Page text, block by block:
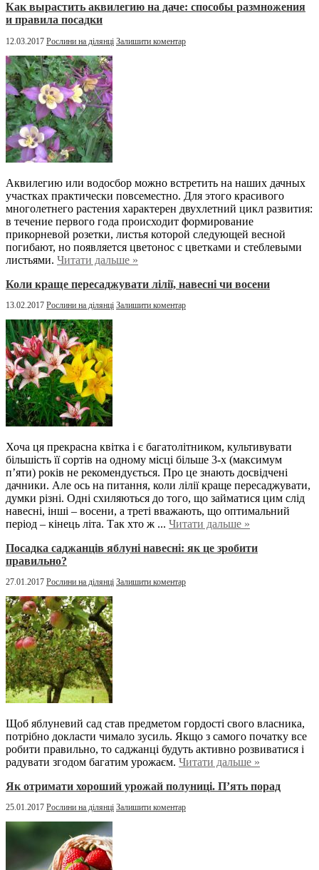
Как вырастить аквилегию на даче: способы размножения
и правила посадки
12.03.2017 Рослини на ділянці Залишити коментар
Аквилегию или водосбор можно встретить на наших дачных
участках практически повсеместно. Для этого красивого
многолетнего растения характерен двухлетний цикл развития:
в течение первого года происходит формирование
прикорневой розетки, листья которой следующей весной
погибают, но появляется цветонос с цветками и стеблевыми
листьями. Читати дальше »
Коли краще пересаджувати лілії, навесні чи восени
13.02.2017 Рослини на ділянці Залишити коментар
Хоча ця прекрасна квітка і є багатолітником, культивувати
більшість її сортів на одному місці більше 3-х (максимум
п’яти) років не рекомендується. Про це знають досвідчені
дачники. Але ось на питання, коли лілії краще пересаджувати,
думки різні. Одні схиляються до того, що займатися цим слід
навесні, інші – восени, а треті вважають, що оптимальний
період – кінець літа. Так хто ж ... Читати дальше »
Посадка саджанців яблуні навесні: як це зробити
правильно?
27.01.2017 Рослини на ділянці Залишити коментар
Щоб яблуневий сад став предметом гордості свого власника,
потрібно докласти чимало зусиль. Якщо з самого початку все
робити правильно, то саджанці будуть активно розвиватися і
радувати згодом багатим урожаєм. Читати дальше »
Як отримати хороший урожай полуниці. П’ять порад
25.01.2017 Рослини на ділянці Залишити коментар